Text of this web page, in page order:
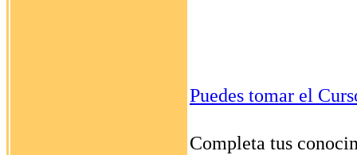
Puedes tomar el
Completa tus